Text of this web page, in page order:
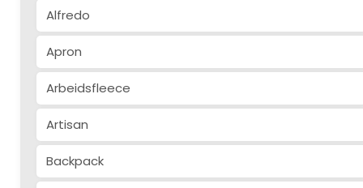
Alfredo
Apron
Arbeidsfleece
Artisan
Backpack